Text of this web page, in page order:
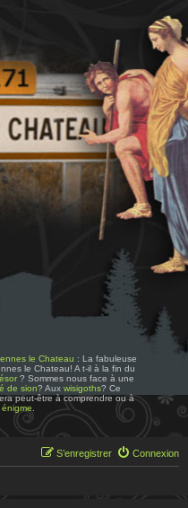
le Chateau : La fabuleuse
le Chateau! A t-il à la fin du
? Sommes nous face à une
de sion? Aux wisigoths? Ce
peut-être à comprendre ou à
énigme
Connexion
S’enregistrer